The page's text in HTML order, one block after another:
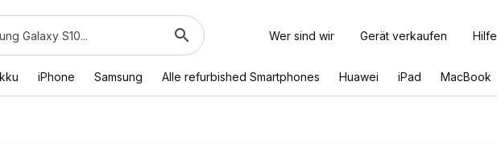
Wer sind wir Gerät verkaufen Hilfe
iPhone Samsung Alle refurbished Smartphones Huawei iPad MacBook